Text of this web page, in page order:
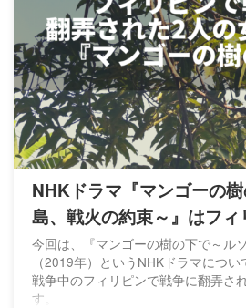
NHKドラマ『マンゴーの
島、戦火の約束～』はフ
翻弄された2人の女性の物語
今回は、『マンゴーの樹の下で～ル
（2019年）というNHKドラマにつ
戦争中のフィリピンで戦争に翻弄さ
す。